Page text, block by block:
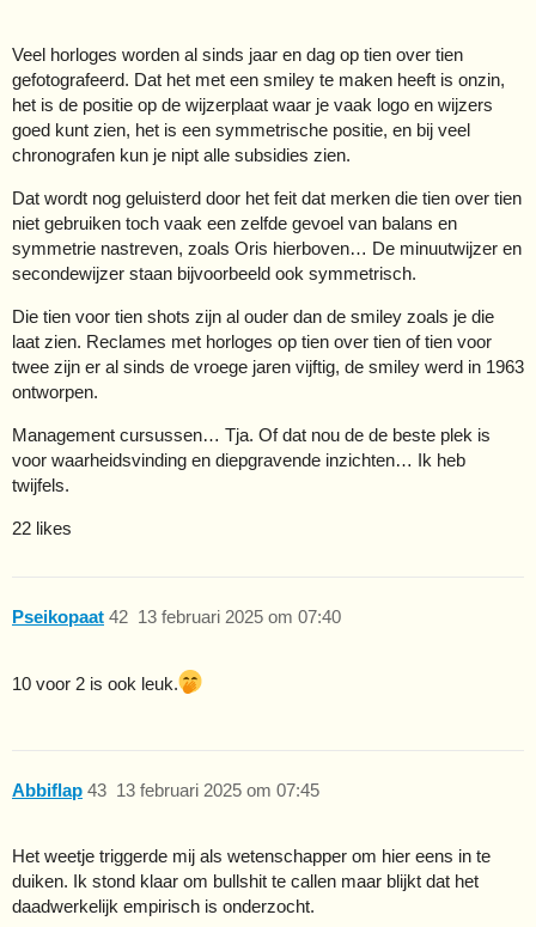
Veel horloges worden al sinds jaar en dag op tien over tien
gefotografeerd. Dat het met een smiley te maken heeft is onzin,
het is de positie op de wijzerplaat waar je vaak logo en wijzers
goed kunt zien, het is een symmetrische positie, en bij veel
chronografen kun je nipt alle subsidies zien.
Dat wordt nog geluisterd door het feit dat merken die tien over tien
niet gebruiken toch vaak een zelfde gevoel van balans en
symmetrie nastreven, zoals Oris hierboven… De minuutwijzer en
secondewijzer staan bijvoorbeeld ook symmetrisch.
Die tien voor tien shots zijn al ouder dan de smiley zoals je die
laat zien. Reclames met horloges op tien over tien of tien voor
twee zijn er al sinds de vroege jaren vijftig, de smiley werd in 1963
ontworpen.
Management cursussen… Tja. Of dat nou de de beste plek is
voor waarheidsvinding en diepgravende inzichten… Ik heb
twijfels.
22 likes
Pseikopaat 13 februari 2025 om 07:40
42
10 voor 2 is ook leuk.
Abbiflap 13 februari 2025 om 07:45
43
Het weetje triggerde mij als wetenschapper om hier eens in te
duiken. Ik stond klaar om bullshit te callen maar blijkt dat het
daadwerkelijk empirisch is onderzocht.